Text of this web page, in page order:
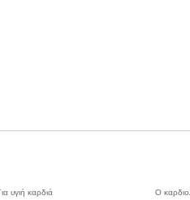
υγιή καρδιά Ο